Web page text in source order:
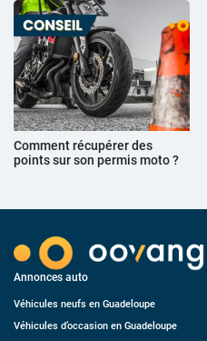
Comment récupérer des
points sur son permis moto ?
Annonces auto
Véhicules neufs en Guadeloupe
Véhicules d’occasion en Guadeloupe